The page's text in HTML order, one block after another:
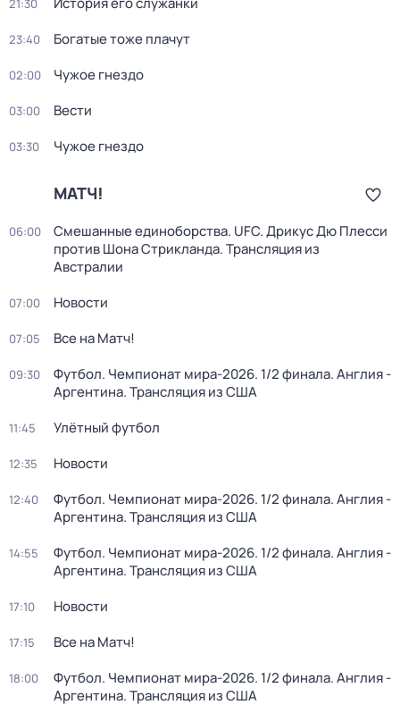
21:30
23:40 Богатые тоже плачут
02:00 Чужое гнездо
03:00 Вести
03:30 Чужое гнездо
МАТЧ!
06:00
Смешанные единоборства. UFC. Дрикус Дю Плесси
против Шона Стрикланда. Трансляция из
Австралии
07:00 Новости
07:05 Все на Матч!
09:30
Футбол. Чемпионат мира-2026. 1/2 финала. Англия -
Аргентина. Трансляция из США
11:45 Улётный футбол
12:35 Новости
12:40
Футбол. Чемпионат мира-2026. 1/2 финала. Англия -
Аргентина. Трансляция из США
14:55
Футбол. Чемпионат мира-2026. 1/2 финала. Англия -
Аргентина. Трансляция из США
17:10 Новости
17:15 Все на Матч!
18:00
Футбол. Чемпионат мира-2026. 1/2 финала. Англия -
Аргентина. Трансляция из США